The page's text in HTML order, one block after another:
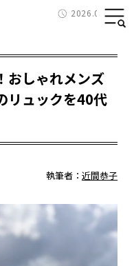
2026.04.03
おしゃれメンズ
リュックを40代
執筆者：近間恭子